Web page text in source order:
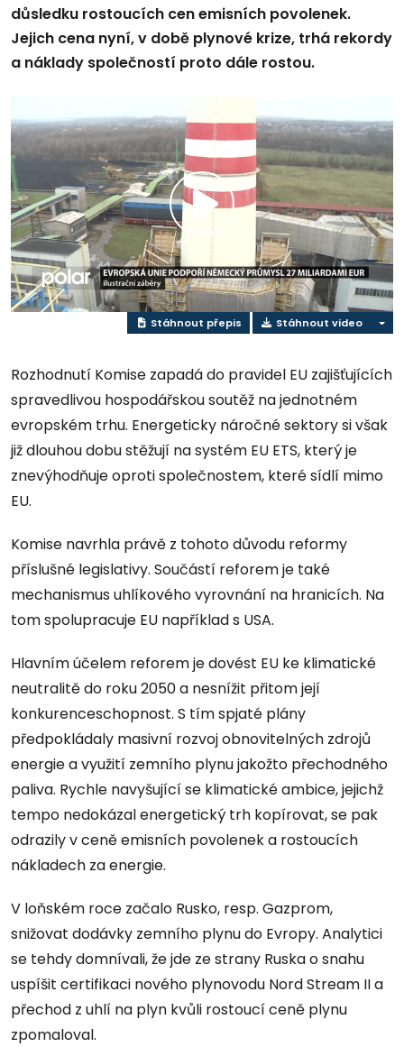
důsledku rostoucích cen emisních povolenek.
Jejich cena nyní, v době plynové krize, trhá rekordy
a náklady společností proto dále rostou.
Přehrát
video
Stáhnout přepis Stáhnout video
Rozhodnutí Komise zapadá do pravidel EU zajišťujících
spravedlivou hospodářskou soutěž na jednotném
evropském trhu. Energeticky náročné sektory si však
již dlouhou dobu stěžují na systém EU ETS, který je
znevýhodňuje oproti společnostem, které sídlí mimo
EU.
Komise navrhla právě z tohoto důvodu reformy
příslušné legislativy. Součástí reforem je také
mechanismus uhlíkového vyrovnání na hranicích. Na
tom spolupracuje EU například s USA.
Hlavním účelem reforem je dovést EU ke klimatické
neutralitě do roku 2050 a nesnížit přitom její
konkurenceschopnost. S tím spjaté plány
předpokládaly masivní rozvoj obnovitelných zdrojů
energie a využití zemního plynu jakožto přechodného
paliva. Rychle navyšující se klimatické ambice, jejichž
tempo nedokázal energetický trh kopírovat, se pak
odrazily v ceně emisních povolenek a rostoucích
nákladech za energie.
V loňském roce začalo Rusko, resp. Gazprom,
snižovat dodávky zemního plynu do Evropy. Analytici
se tehdy domnívali, že jde ze strany Ruska o snahu
uspíšit certifikaci nového plynovodu Nord Stream II a
přechod z uhlí na plyn kvůli rostoucí ceně plynu
zpomaloval.